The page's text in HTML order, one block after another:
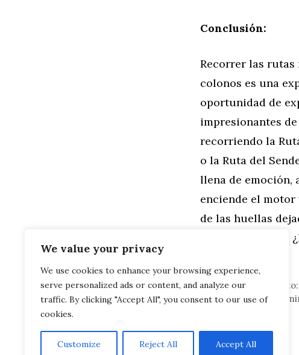
We value your privacy
We use cookies to enhance your browsing experience,
serve personalized ads or content, and analyze our
traffic. By clicking "Accept All", you consent to our use of
cookies.
Customize Reject All Accept All
Conclusión:
Recorrer las rutas
colonos es una
oportunidad de
impresionantes
recorriendo la
o la Ruta del
llena de emoción,
enciende el motor
de las huellas
oeste americano.
Categorías
General,Motor
Wyoming en
Explorando